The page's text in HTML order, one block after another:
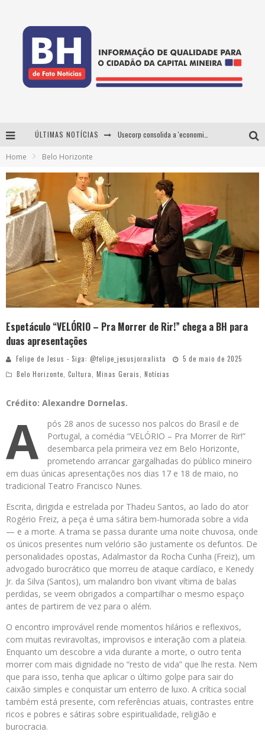
ÚLTIMAS NOTÍCIAS
Projeta Cultura abre inscrições gratuitas em Conselheiro Lafaiete para oficinas de elaboração de projetos culturais e inteligência artificial
Home Belo Horizonte
Espetáculo “VELÓRIO – Pra Morrer de Rir!” chega a BH para
duas apresentações
Felipe de Jesus - Siga: @felipe_jesusjornalista
5 de maio de 2025
Belo Horizonte, Cultura, Minas Gerais, Notícias
Crédito: Alexandre Dornelas.
A
pós 28 anos de sucesso nos palcos do Brasil e de
Portugal, a comédia “VELÓRIO – Pra Morrer de Rir!”
desembarca pela primeira vez em Belo Horizonte,
prometendo arrancar gargalhadas do público mineiro
em duas únicas apresentações nos dias 17 e 18 de maio, no
tradicional Teatro Francisco Nunes.
Escrita, dirigida e estrelada por Thadeu Santos, ao lado do ator
Rogério Freiz, a peça é uma sátira bem-humorada sobre a vida
— e a morte. A trama se passa durante uma noite chuvosa, onde
os únicos presentes num velório são justamente os defuntos. De
personalidades opostas, Adalmastor da Rocha Cunha (Freiz), um
advogado burocrático que morreu de ataque cardíaco, e Kenedy
Jr. da Silva (Santos), um malandro bon vivant vítima de balas
perdidas, se veem obrigados a compartilhar o mesmo espaço
antes de partirem de vez para o além.
O encontro improvável rende momentos hilários e reflexivos,
com muitas reviravoltas, improvisos e interação com a plateia.
Enquanto um descobre a vida durante a morte, o outro tenta
morrer com mais dignidade no “resto de vida” que lhe resta. Nem
que para isso, tenha que aplicar o último golpe para sair do
caixão simples e conquistar um enterro de luxo. A crítica social
também está presente, com referências atuais, contrastes entre
ricos e pobres e sátiras sobre espiritualidade, religião e
burocracia.